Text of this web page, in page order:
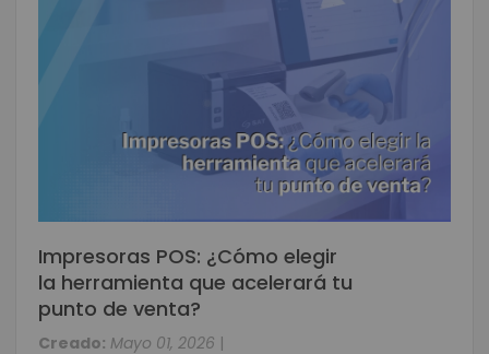
Impresoras POS: ¿Cómo elegir
la herramienta que acelerará tu
punto de venta?
Creado: Mayo 01, 2026 |